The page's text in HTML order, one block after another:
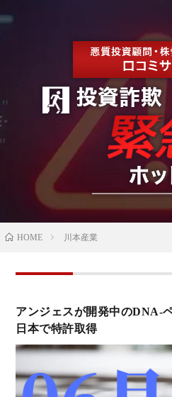
HOME 川本産業
アンジェスが開発中のDNA-
日本で特許取得